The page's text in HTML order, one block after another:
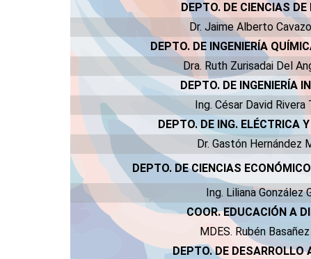
DEPTO. DE CIENCIAS DE
Dr. Jaime Alberto
DEPTO. DE INGENIERÍA
Dra. Ruth Zurisadai Del
DEPTO. DE INGENIERÍA
Ing. César David Rivera
DEPTO. DE ING. ELÉCTRICA
Dr. Gastón Hernández
DEPTO. DE CIENCIAS
Ing. Liliana González
COOR. EDUCACIÓN A
MDES. Rubén
DEPTO. DE DESARROLLO